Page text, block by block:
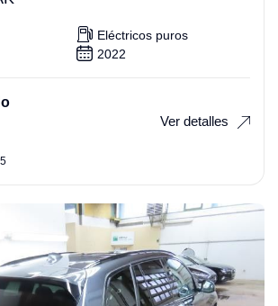
Eléctricos puros
2022
Ver detalles